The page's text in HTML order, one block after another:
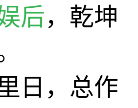
后，乾坤
日，总作